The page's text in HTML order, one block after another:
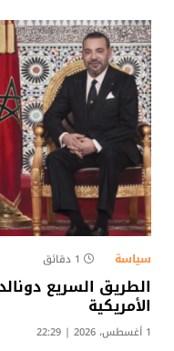
سياسة 1 دقائق
الطريق السريع
الأمريكية
1 أغسطس، 2026 | 22:29